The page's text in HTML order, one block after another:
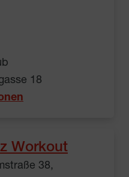
18
Workout
38,